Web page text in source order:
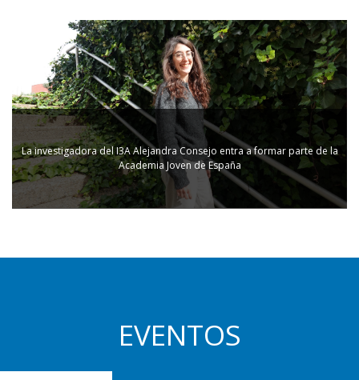
La investigadora del I3A Alejandra Consejo entra a formar parte de la
Academia Joven de España
EVENTOS